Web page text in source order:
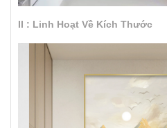
II : Linh Hoạt Về Kích Thước